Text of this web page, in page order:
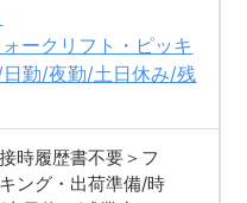
ークリフト・ピッキ
勤/夜勤/土日休み/残
時履歴書不要＞フ
ング・出荷準備/時